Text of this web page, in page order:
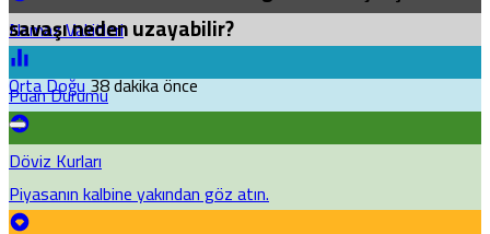
Namaz Vakitleri
Puan Durumu
Döviz Kurları
Piyasanın kalbine yakından göz atın.
savaşı neden uzayabilir?
Orta Doğu38 dakika önce